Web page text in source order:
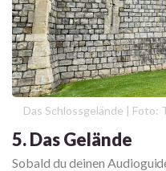
Das Schlossgelände |
5. Das Gelände
Sobald du deinen